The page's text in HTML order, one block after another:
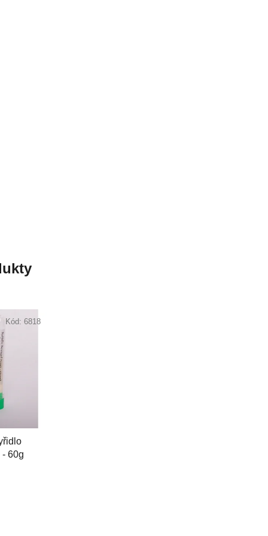
60g
Kód: 6818